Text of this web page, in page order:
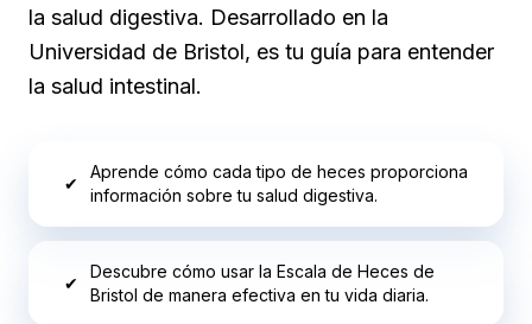
la salud digestiva. Desarrollado en la
Universidad de Bristol, es tu guía para entender
la salud intestinal.
✔
Aprende cómo cada tipo de heces proporciona
información sobre tu salud digestiva.
✔
Descubre cómo usar la Escala de Heces de
Bristol de manera efectiva en tu vida diaria.